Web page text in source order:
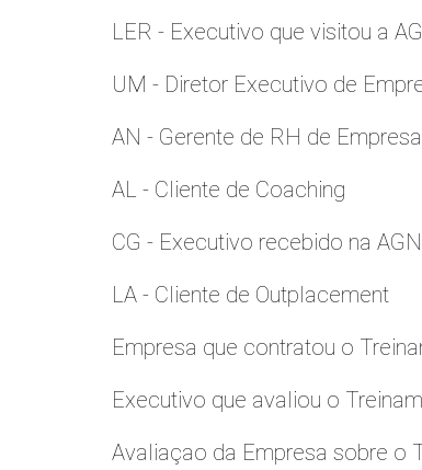
LER - Executivo que visitou a
UM - Diretor Executivo de
AN - Gerente de RH de
AL - Cliente de Coaching
CG - Executivo recebido na
LA - Cliente de Outplacement
Empresa que contratou o
Executivo que avaliou o
Avaliaçao da Empresa sobre o